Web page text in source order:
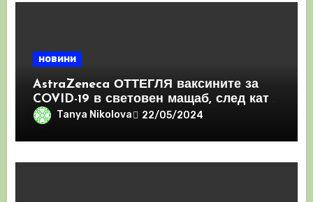
новини
AstraZeneca ОТТЕГЛЯ ваксините за
COVID-19 в световен мащаб, след като
призна, че те причиняват КРЪВНИ
съсиреци
Tanya Nikolova 22/05/2024